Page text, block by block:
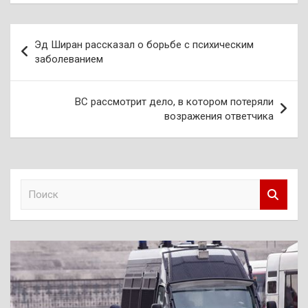
по
записям
Эд Ширан рассказал о борьбе с психическим
заболеванием
ВС рассмотрит дело, в котором потеряли
возражения ответчика
к